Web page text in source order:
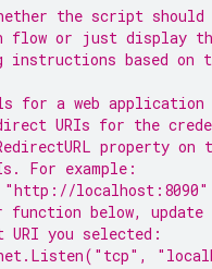
the script should
or just display
instructions based
for a web application
URIs for the
property on
For example:
localhost:8090"
below,
you selected: